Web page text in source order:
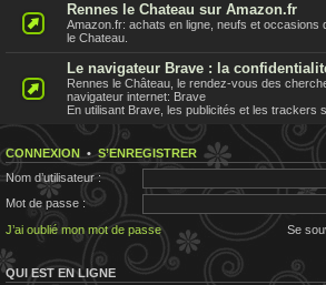
Rennes le Chateau sur Amazon.fr
Amazon.fr: achats en ligne, neufs et occasions
le Chateau.
Le navigateur Brave : la
Rennes le Château, le rendez-vous des
navigateur internet: Brave
En utilisant Brave, les publicités et les trackers
CONNEXION •S’ENREGISTRER
Nom d’utilisateur :
Mot de passe :
J’ai oublié mon mot de passe
Se
QUI EST EN LIGNE